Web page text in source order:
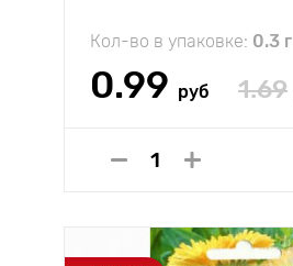
Кол-во в упаковке: 0.3 г
0.99 руб 1.69